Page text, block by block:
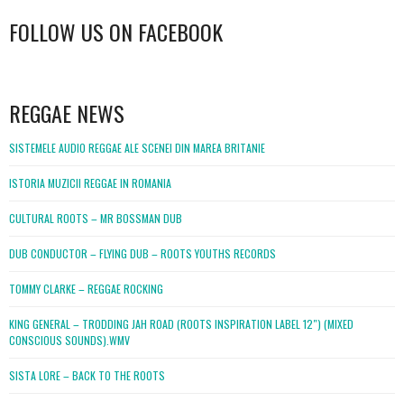
FOLLOW US ON FACEBOOK
REGGAE NEWS
SISTEMELE AUDIO REGGAE ALE SCENEI DIN MAREA BRITANIE
ISTORIA MUZICII REGGAE IN ROMANIA
CULTURAL ROOTS – MR BOSSMAN DUB
DUB CONDUCTOR – FLYING DUB – ROOTS YOUTHS RECORDS
TOMMY CLARKE – REGGAE ROCKING
KING GENERAL – TRODDING JAH ROAD (ROOTS INSPIRATION LABEL 12″) (MIXED
CONSCIOUS SOUNDS).WMV
SISTA LORE – BACK TO THE ROOTS